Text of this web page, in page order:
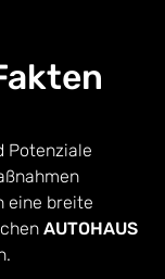
Potenziale
eine breite
AUTOHAUS